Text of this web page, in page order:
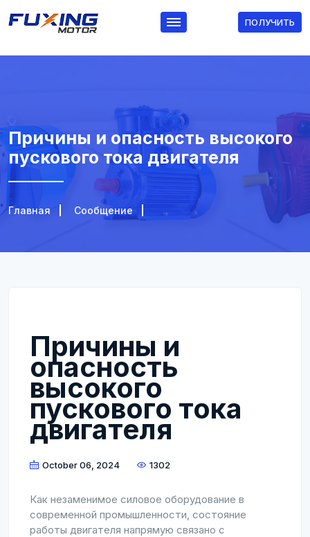
ПОЛУЧИТЬ
Причины и опасность высокого
пускового тока двигателя
Главная Сообщение
Причины и
опасность
высокого
пускового тока
двигателя
October 06, 2024 1302
Как незаменимое силовое оборудование в
современной промышленности, состояние
работы двигателя напрямую связано с